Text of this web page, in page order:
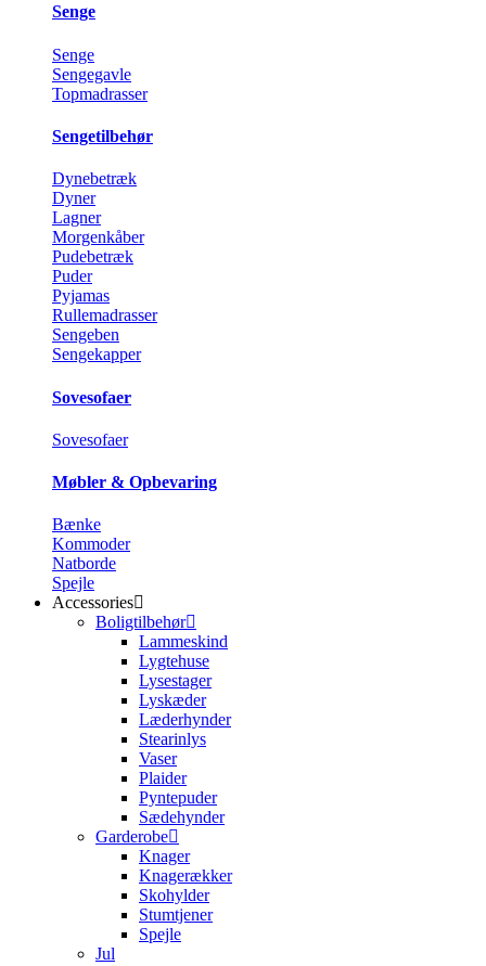
Senge
Senge
Sengegavle
Topmadrasser
Sengetilbehør
Dynebetræk
Dyner
Lagner
Morgenkåber
Pudebetræk
Puder
Pyjamas
Rullemadrasser
Sengeben
Sengekapper
Sovesofaer
Sovesofaer
Møbler & Opbevaring
Bænke
Kommoder
Natborde
Spejle
Accessories
Boligtilbehør
Lammeskind
Lygtehuse
Lysestager
Lyskæder
Læderhynder
Stearinlys
Vaser
Plaider
Pyntepuder
Sædehynder
Garderobe
Knager
Knagerækker
Skohylder
Stumtjener
Spejle
Jul